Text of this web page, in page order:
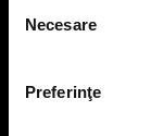
consimțământului
Necesare
Preferinţe
Termeni și
Preferințe